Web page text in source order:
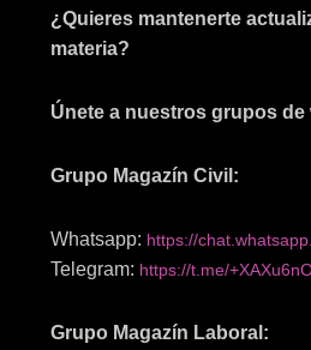
¿Quieres mantenerte
materia?
Únete a nuestros grupos
Grupo Magazín Civil:
Whatsapp: https://
Telegram: https://t.me/
Grupo Magazín Laboral: